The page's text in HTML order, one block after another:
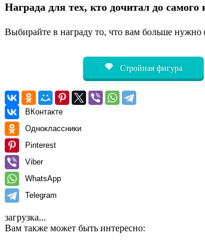
Награда для тех, кто дочитал до самого
Выбирайте в награду то, что вам больше нужно
Стройная фигура
ВКонтакте
Одноклассники
Pinterest
Viber
WhatsApp
Telegram
загрузка...
Вам также может быть интересно: